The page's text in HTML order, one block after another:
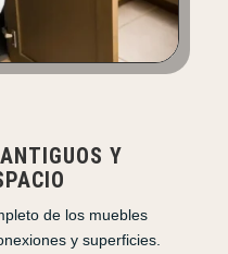
Y
de los muebles
y superficies.